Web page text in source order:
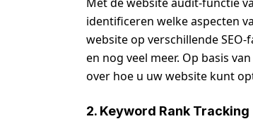
identificeren welke aspecten
website op verschillende
en nog veel meer. Op basis
over hoe u uw website kunt
2. Keyword Rank Tracking